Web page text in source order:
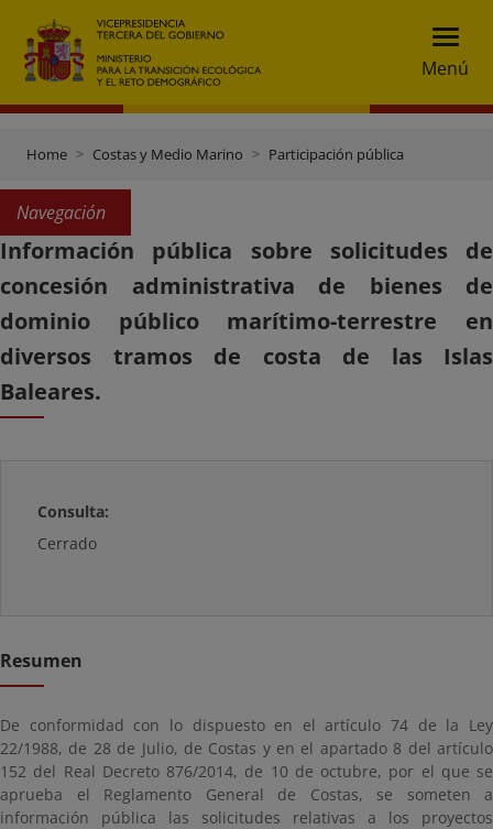
Menú
Home Costas y Medio Marino Participación pública
Navegación
Información pública sobre solicitudes de
concesión administrativa de bienes de
dominio público marítimo-terrestre en
diversos tramos de costa de las Islas
Baleares.
Consulta:
Cerrado
Resumen
De conformidad con lo dispuesto en el artículo 74 de la Ley
22/1988, de 28 de Julio, de Costas y en el apartado 8 del artículo
152 del Real Decreto 876/2014, de 10 de octubre, por el que se
aprueba el Reglamento General de Costas, se someten a
información pública las solicitudes relativas a los proyectos